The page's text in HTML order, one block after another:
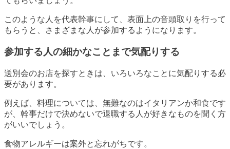
このような人を代表幹事にして、表面上の音頭取りを行って
もらうと、さまざまな人が参加するようになります。
参加する人の細かなことまで気配りする
送別会のお店を探すときは、いろいろなことに気配りする必
要があります。
例えば、料理については、無難なのはイタリアンか和食です
が、幹事だけで決めないで退職する人が好きなものを聞く方
がいいでしょう。
食物アレルギーは案外と忘れがちです。